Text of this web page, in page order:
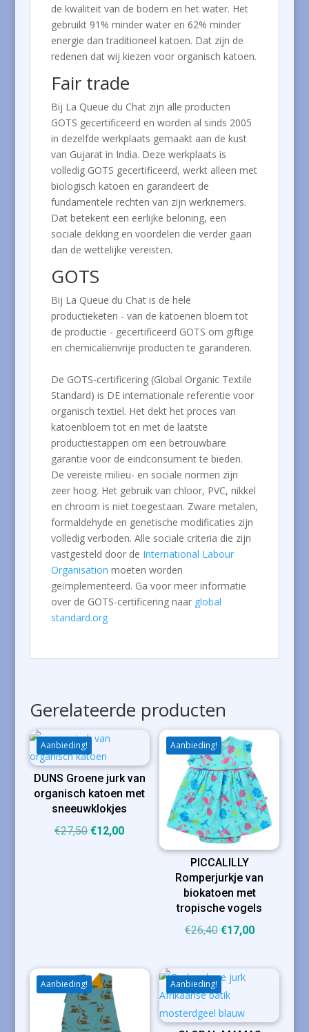
de kwaliteit van de bodem en het water. Het
gebruikt 91% minder water en 62% minder
energie dan traditioneel katoen. Dat zijn de
redenen dat wij kiezen voor organisch katoen.
Fair trade
Bij La Queue du Chat zijn alle producten
GOTS gecertificeerd en worden al sinds 2005
in dezelfde werkplaats gemaakt aan de kust
van Gujarat in India. Deze werkplaats is
volledig GOTS gecertificeerd, werkt alleen met
biologisch katoen en garandeert de
fundamentele rechten van zijn werknemers.
Dat betekent een eerlijke beloning, een
sociale dekking en voordelen die verder gaan
dan de wettelijke vereisten.
GOTS
Bij La Queue du Chat is de hele
productieketen - van de katoenen bloem tot
de productie - gecertificeerd GOTS om giftige
en chemicaliënvrije producten te garanderen.
De GOTS-certificering (Global Organic Textile
Standard) is DE internationale referentie voor
organisch textiel. Het dekt het proces van
katoenbloem tot en met de laatste
productiestappen om een ​​betrouwbare
garantie voor de eindconsument te bieden.
De vereiste milieu- en sociale normen zijn
zeer hoog. Het gebruik van chloor, PVC, nikkel
en chroom is niet toegestaan. Zware metalen,
formaldehyde en genetische modificaties zijn
volledig verboden. Alle sociale criteria die zijn
vastgesteld door de International Labour
Organisation moeten worden
geïmplementeerd. Ga voor meer informatie
over de GOTS-certificering naar global
standard.org
Gerelateerde producten
Aanbieding!
DUNS Groene jurk van
organisch katoen met
sneeuwklokjes
€27,50 Oorspronkelijke
€12,00Huidige
Aanbieding!
PICCALILLY
Romperjurkje van
biokatoen met
tropische vogels
€26,40 Oorspronkelijke
€26,40.
€17,00Huidige
Aanbieding! Aanbieding!